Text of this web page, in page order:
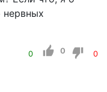
нервных
0 0 0